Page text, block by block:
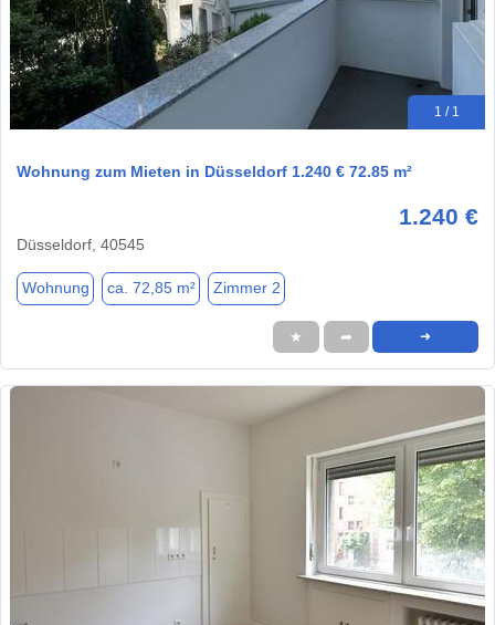
1 / 1
Wohnung zum Mieten in Düsseldorf 1.240 € 72.85 m²
1.240 €
Düsseldorf, 40545
Wohnung ca. 72,85 m² Zimmer 2
★ ➦ ➜